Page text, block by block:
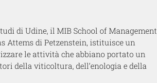
di Udine, il MIB School of Management
Attems di Petzenstein, istituisce un
le attività che abbiano portato un
della viticoltura, dell’enologia e della